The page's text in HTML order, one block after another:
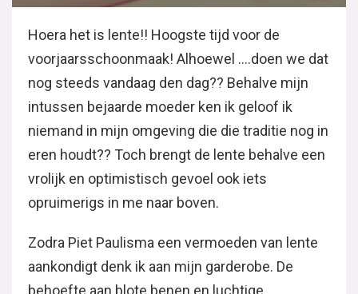
Hoera het is lente!! Hoogste tijd voor de
voorjaarsschoonmaak! Alhoewel ….doen we dat
nog steeds vandaag den dag?? Behalve mijn
intussen bejaarde moeder ken ik geloof ik
niemand in mijn omgeving die die traditie nog in
eren houdt?? Toch brengt de lente behalve een
vrolijk en optimistisch gevoel ook iets
opruimerigs in me naar boven.
Zodra Piet Paulisma een vermoeden van lente
aankondigt denk ik aan mijn garderobe. De
behoefte aan blote benen en luchtige